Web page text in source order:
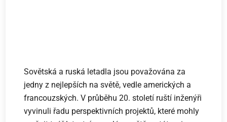
Sovětská a ruská letadla jsou považována za
jedny z nejlepších na světě, vedle amerických a
francouzských. V průběhu 20. století ruští inženýři
vyvinuli řadu perspektivních projektů, které mohly